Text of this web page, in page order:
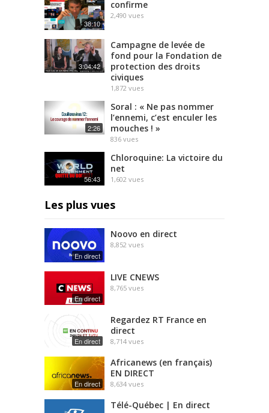
38:10
confirme
2,490 vues
3:04:42
Campagne de levée de
fond pour la Fondation de
protection des droits
civiques
1,872 vues
2:26
Soral : « Ne pas nommer
l’ennemi, c’est enculer les
mouches ! »
836 vues
56:43
Chloroquine: La victoire du
net
1,602 vues
Les plus vues
En direct
Noovo en direct
8,852 vues
En direct
LIVE CNEWS
8,765 vues
En direct
Regardez RT France en
direct
8,714 vues
En direct
Africanews (en français)
EN DIRECT
8,634 vues
Télé-Québec | En direct